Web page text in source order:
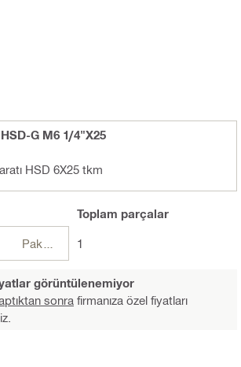
G M6 1/4"X25
HSD 6X25 tkm
Toplam parçalar
1
görüntülenemiyor
sonra firmanıza özel fiyatları